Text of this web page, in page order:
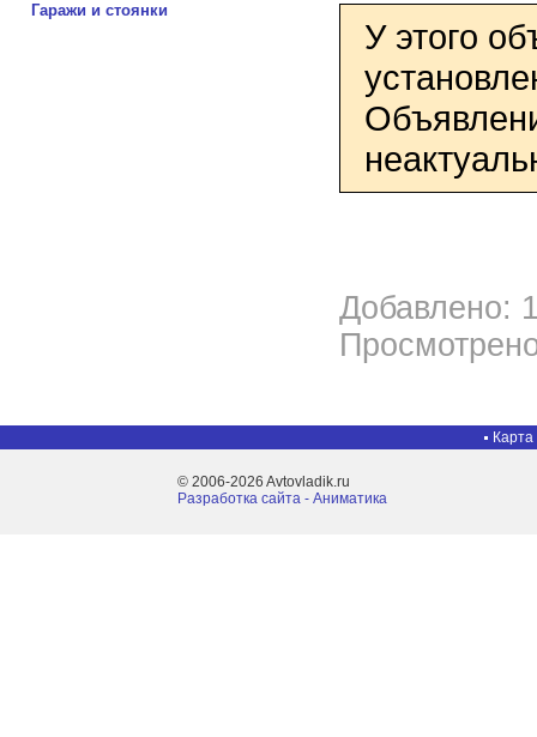
Гаражи и стоянки
У этого
Добавлено:
Карта
© 2006-2026 Avtovladik.ru
Разработка сайта - Aниматика